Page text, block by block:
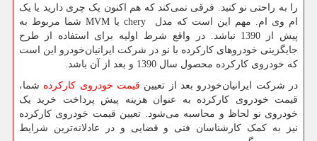
را به راحتی نو کنید. فرقی نمی‌کند که هم اکنون یک چری دارید یا یک
ام وی ام. مهم این است که مدل
cheryیا MVMشما مربوط به
پیش از 1390 نباشد. در واقع شرط اولیه برای استفاده از طرح
جایگزینی خودروهای کارکرده با نو در شرکت ایرانیان‌خودرو این است
که خودروی کارکرده محصول سال 1390 و بعد از آن باشد.
در شرکت ایرانیان‌خودرو بعد از تعیین قیمت خودروی کارکرده شما،
قیمت خودروی کارکرده به عنوان هزینه پیش پرداخت خرید یک
خودروی نو لحاظ و محاسبه می‌شود. تعیین قیمت خودروی کارکرده
نیز به کمک کارشناسان فنی و قضایی و در عادلانه‌ترین شرایط